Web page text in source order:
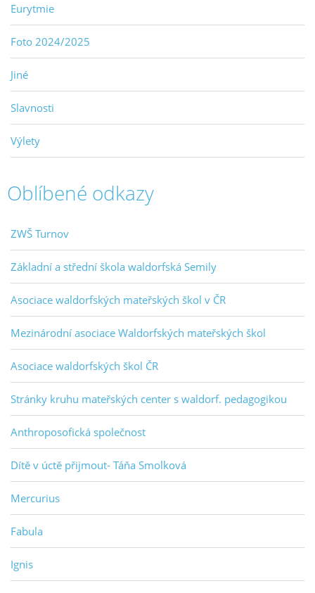
Eurytmie
Foto 2024/2025
Jiné
Slavnosti
Výlety
Oblíbené odkazy
ZWŠ Turnov
Základní a střední škola waldorfská Semily
Asociace waldorfských mateřských škol v ČR
Mezinárodní asociace Waldorfských mateřských škol
Asociace waldorfských škol ČR
Stránky kruhu mateřských center s waldorf. pedagogikou
Anthroposofická společnost
Dítě v úctě přijmout- Táňa Smolková
Mercurius
Fabula
Ignis